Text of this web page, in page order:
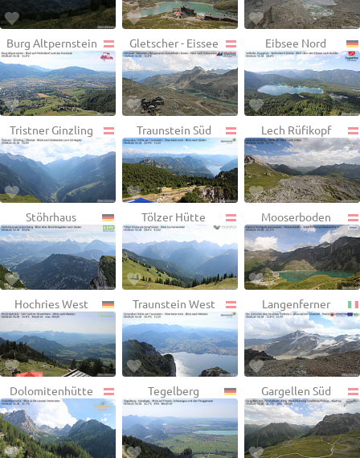
Burg Altpernstein Gletscher - Eissee Eibsee Nord
Tristner Ginzling Traunstein Süd Lech Rüfikopf
Stöhrhaus Tölzer Hütte Mooserboden
Hochries West Traunstein West Langenferner
Dolomitenhütte Tegelberg Gargellen Süd